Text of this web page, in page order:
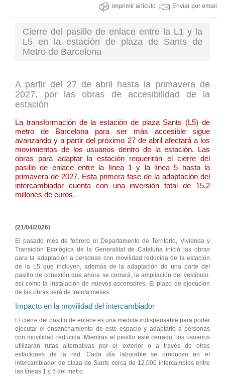
Imprimir artículo Enviar por email
Cierre del pasillo de enlace entre la L1 y la
L5 en la estación de plaza de Sants de
Metro de Barcelona
A partir del 27 de abril hasta la primavera de
2027, por las obras de accesibilidad de la
estación
La transformación de la estación de plaza Sants (L5) de
metro de Barcelona para ser más accesible sigue
avanzando y a partir del próximo 27 de abril afectará a los
movimientos de los usuarios dentro de la estación. Las
obras para adaptar la estación requerirán el cierre del
pasillo de enlace entre la línea 1 y la línea 5 hasta la
primavera de 2027. Esta primera fase de la adaptación del
intercambiador cuenta con una inversión total de 15,2
millones de euros.
(21/04/2026)
El pasado mes de febrero el Departamento de Territorio, Vivienda y
Transición Ecológica de la Generalitat de Cataluña inició las obras
para la adaptación a personas con movilidad reducida de la estación
de la L5 que incluyen, además de la adaptación de una parte del
pasillo de conexión que ahora se cerrará, la ampliación del vestíbulo,
así como la instalación de nuevos ascensores. El plazo de ejecución
de las obras será de treinta meses.
Impacto en la movilidad del intercambiador
El cierre del pasillo de enlace es una medida indispensable para poder
ejecutar el ensanchamiento de este espacio y adaptarlo a personas
con movilidad reducida. Mientras el pasillo esté cerrado, los usuarios
utilizarán rutas alternativas por el exterior o a través de otras
estaciones de la red. Cada día laborable se producen en el
intercambiador de plaza de Sants cerca de 12.000 intercambios entre
las líneas 1 y 5 del metro.